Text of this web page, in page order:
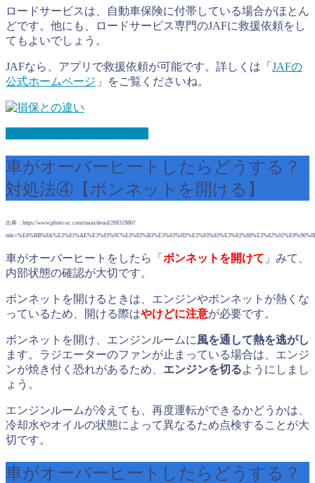
ロードサービスは、自動車保険に付帯している場合がほとん
どです。他にも、ロードサービス専門のJAFに救援依頼をし
てもよいでしょう。
JAFなら、アプリで救援依頼が可能です。詳しくは「 JAFの
公式ホームページ 」をご覧くださいね。
車がオーバーヒートしたらどうする？
対処法④【ボンネットを開ける】
出典：https://www.photo-ac.com/main/detail/26931986?
車がオーバーヒートをしたら「 ボンネットを開けて 」みて、
内部状態の確認が大切です。
ボンネットを開けるときは、エンジンやボンネットが熱くな
っているため、開ける際はやけどに注意が必要です。
ボンネットを開け、エンジンルームに 風を通して熱を逃がし
ます。ラジエーターのファンが止まっている場合は、エンジ
ンが焼き付く恐れがあるため、 エンジンを切るようにしまし
ょう。
エンジンルームが冷えても、再度運転ができるかどうかは、
冷却水やオイルの状態によって異なるため点検することが大
切です。
車がオーバーヒートしたらどうする？